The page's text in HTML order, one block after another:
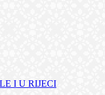
I U RIJECI